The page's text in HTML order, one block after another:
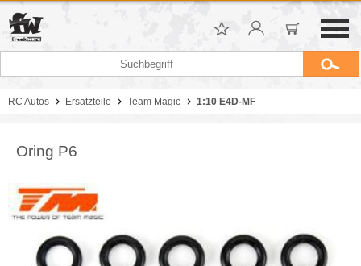
RC Autos Ersatzteile Team Magic 1:10 E4D-MF
Oring P6